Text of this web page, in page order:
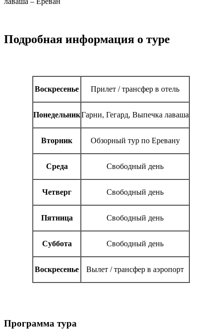
Подробная информация о туре
Воскресенье Прилет / трансфер в отель
ПонедельникГарни, Гегард, Выпечка лаваша
Вторник Обзорный тур по Еревану
Среда Свободный день
Четверг Свободный день
Пятница Свободный день
Суббота Свободный день
Воскресенье Вылет / трансфер в аэропорт
Программа тура